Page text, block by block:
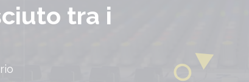
tra i